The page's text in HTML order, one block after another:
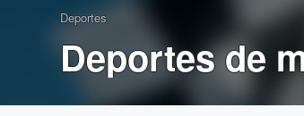
Deportes
Deportes de